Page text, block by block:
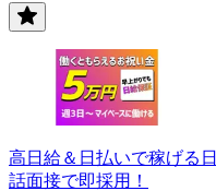
高日給＆日払いで稼げる
話面接で即採用！